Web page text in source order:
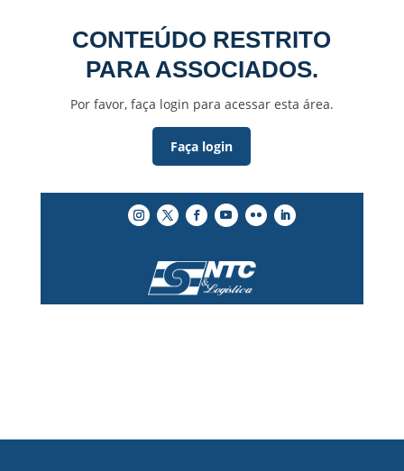
CONTEÚDO RESTRITO
PARA ASSOCIADOS.
Por favor, faça login para acessar esta área.
Faça login